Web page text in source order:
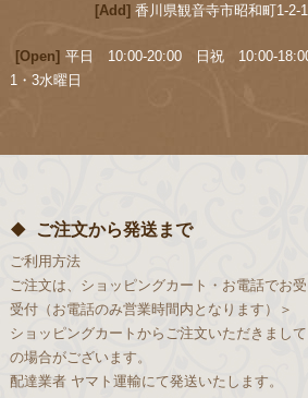
[Add] 香川県観音寺市昭和町1-2-
[Open] 平日 10:00-20:00 日祝 10:00-
1・3水曜日
ご注文から発送まで
ご利用方法
ご注文は、ショッピングカート・お電話でお
受付（お電話のみ営業時間内となります）＞
ショッピングカートからご注文いただきまし
の場合がございます。
配達業者 ヤマト運輸にて発送いたします。